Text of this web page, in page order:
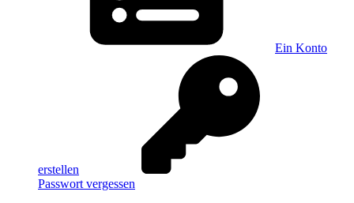
Ein Konto
erstellen
Passwort vergessen